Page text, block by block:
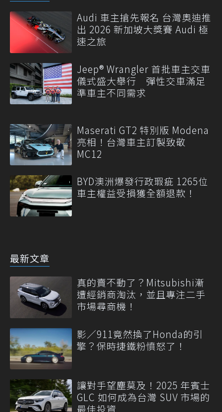
Audi 車主搶先報名 台灣奧迪推
出 2026 新加坡大獎賽 Audi 極
速之旅
Jeep® Wrangler 首批車主交車
儀式盛大舉行 彈性交車滿足
準車主不同需求
Maserati GT2 特別版 Modena
亮相！台灣車主訂製致敬
MC12
BYD澳洲爆發行政瑕疵 1265位
車主權益受損獲全額退款！
最新文章
真的賣不動了？Mitsubishi漸
遭經銷商淘汰，並且專注二手
市場尋商機！
影／911竟然換了Honda的引
擎？保時捷鐵粉憤怒了！
讓對手望塵莫及！2025 年賓士
GLC 如何成為台灣 SUV 市場的
最佳投資